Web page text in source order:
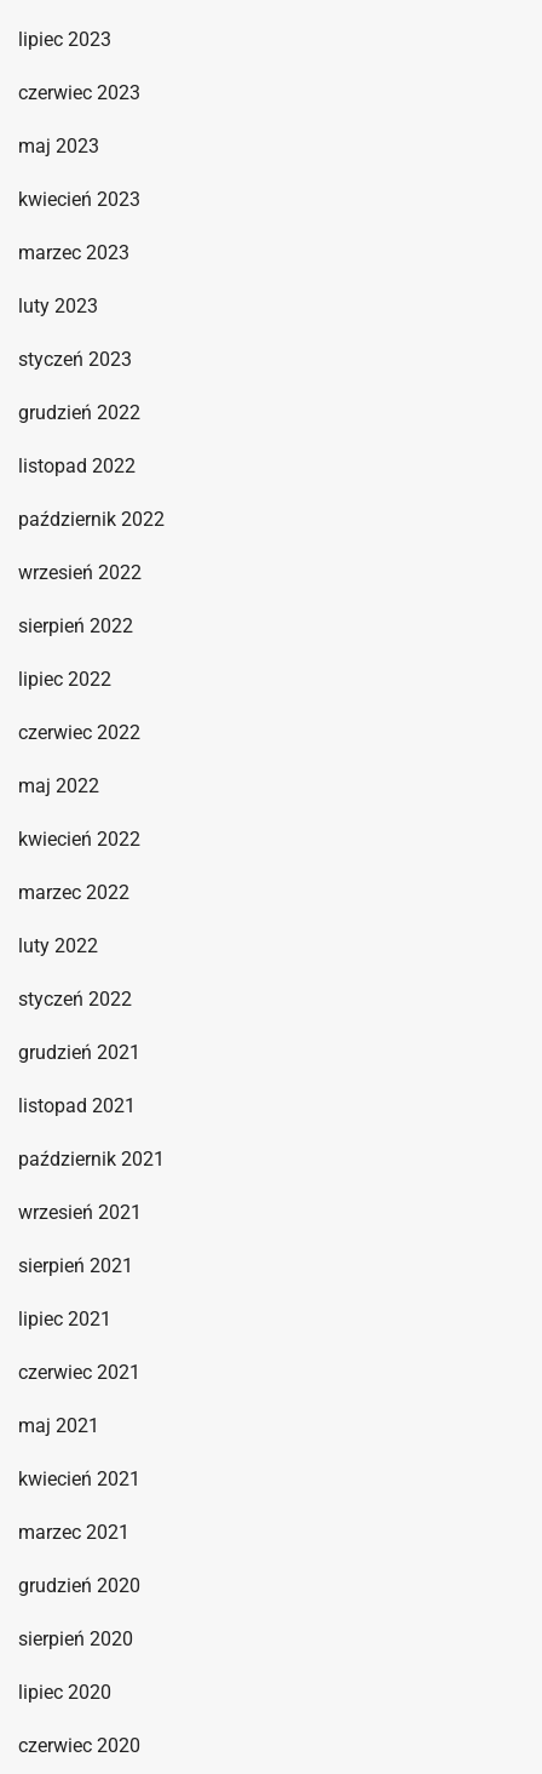
lipiec 2023
czerwiec 2023
maj 2023
kwiecień 2023
marzec 2023
luty 2023
styczeń 2023
grudzień 2022
listopad 2022
październik 2022
wrzesień 2022
sierpień 2022
lipiec 2022
czerwiec 2022
maj 2022
kwiecień 2022
marzec 2022
luty 2022
styczeń 2022
grudzień 2021
listopad 2021
październik 2021
wrzesień 2021
sierpień 2021
lipiec 2021
czerwiec 2021
maj 2021
kwiecień 2021
marzec 2021
grudzień 2020
sierpień 2020
lipiec 2020
czerwiec 2020